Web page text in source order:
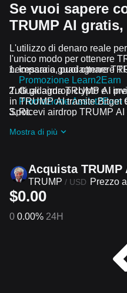
Se vuoi sapere
TRUMP AI
L'utilizzo di denaro reale
l'unico modo per ottenere
necessario, puoi ottenere
Impara a guadagnare
Promozione Learn2Earn
Guadagna TRUMP AI
Promozione Assist2Earn
Ricevi airdrop TRUMP
Tutti gli airdrop crypto e i
in TRUMP AI tramite Bitget
Spot.
Mostra di più
Acquista TRUMP
TRUMP / USD Prezzo
$0.00
0 0.00% 24H